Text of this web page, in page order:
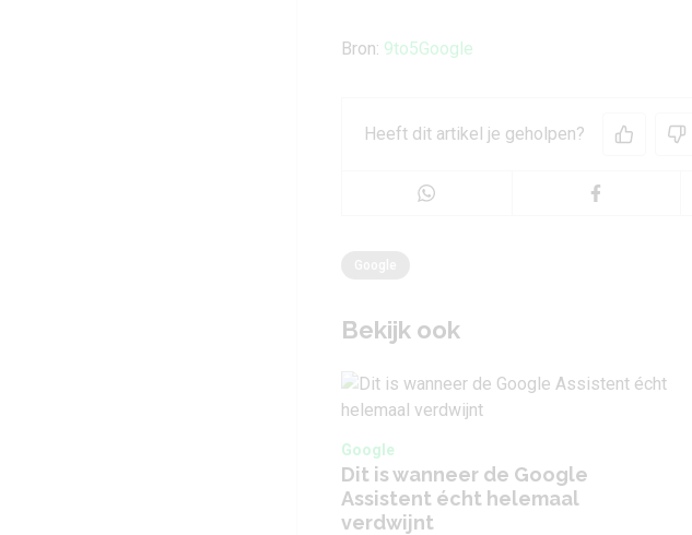
Bron: 9to5Google
Heeft dit artikel je geholpen?
Bekijk ook
Google
Dit is wanneer de Google
Assistent écht helemaal
verdwijnt